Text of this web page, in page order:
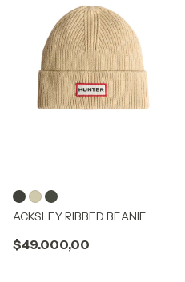
ACKSLEY RIBBED BEANIE
$49.000,00